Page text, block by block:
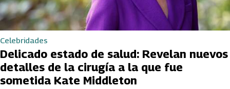
Celebridades
Delicado estado de salud: Revelan nuevos
detalles de la cirugía a la que fue
sometida Kate Middleton